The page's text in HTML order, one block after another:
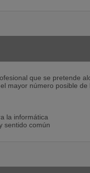
(A)
que se pretende
mayor número posible
la informática
sentido común